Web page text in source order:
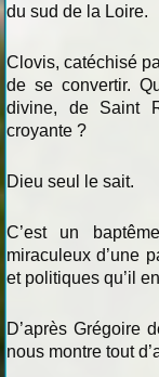
du sud de la Loire.
Clovis, catéchisé
de se convertir.
divine, de Saint
croyante ?
Dieu seul le sait.
C’est un
miraculeux d’une
et politiques qu’il
D’après Grégoire
nous montre tout